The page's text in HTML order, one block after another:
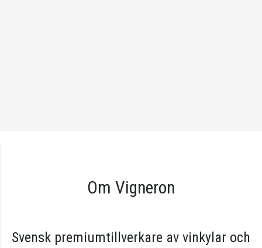
Om Vigneron
Svensk premiumtillverkare av vinkylar och